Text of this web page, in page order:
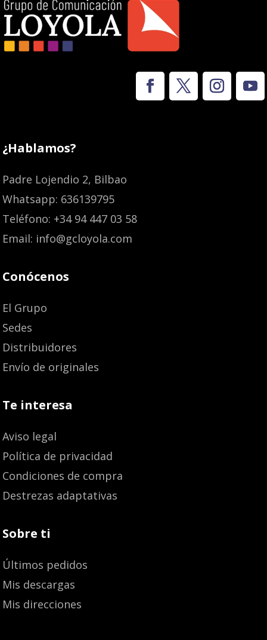
¿Hablamos?
Padre Lojendio 2, Bilbao
Whatsapp: 636139795
Teléfono: +34 94 447 03 58
Email: info@gcloyola.com
Conócenos
El Grupo
Sedes
Distribuidores
Envío de originales
Te interesa
Aviso legal
Política de privacidad
Condiciones de compra
Destrezas adaptativas
Sobre ti
Últimos pedidos
Mis descargas
Mis direcciones